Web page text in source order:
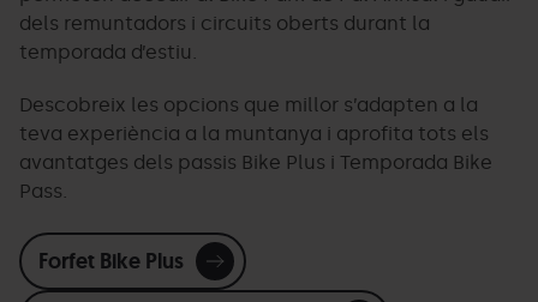
dels remuntadors i circuits oberts durant la
temporada d’estiu.
Descobreix les opcions que millor s’adapten a la
teva experiència a la muntanya i aprofita tots els
avantatges dels passis Bike Plus i Temporada Bike
Pass.
Forfet Bike Plus